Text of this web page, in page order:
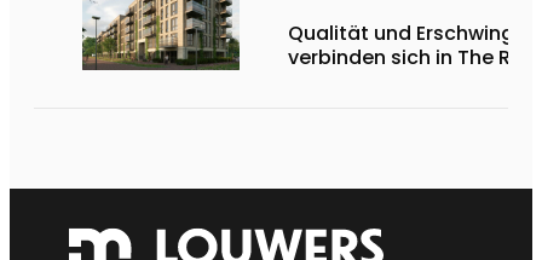
Qualität und
verbinden sich in The